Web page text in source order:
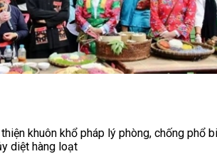
khuôn khổ pháp lý phòng, chống phổ
diệt hàng loạt